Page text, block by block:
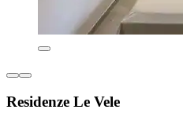
Residenze Le Vele